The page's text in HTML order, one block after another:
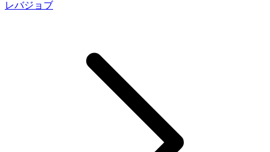
レバジョブ